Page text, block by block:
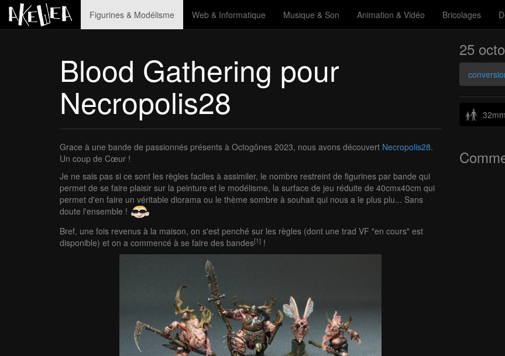
Figurines & Modélisme Web & Informatique Musique & Son Animation & Vidéo Bricolages
Blood Gathering pour
Necropolis28
Grace à une bande de passionnés présents à Octogônes 2023, nous avons découvert Necropolis28.
Un coup de Cœur !
Je ne sais pas si ce sont les règles faciles à assimiler, le nombre restreint de figurines par bande qui
permet de se faire plaisir sur la peinture et le modélisme, la surface de jeu réduite de 40cmx40cm qui
permet d'en faire un véritable diorama ou le thème sombre à souhait qui nous a le plus plu... Sans
doute l'ensemble !
Bref, une fois revenus à la maison, on s'est penché sur les règles (dont une trad VF "en cours" est
disponible) et on a commencé à se faire des bandes[1] !
25
32mm